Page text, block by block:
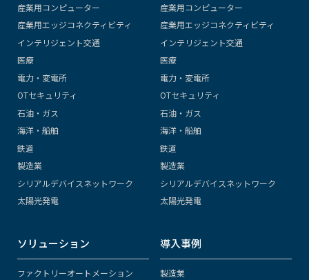
産業用コンピューター
産業用エッジコネクティビティ
インテリジェント交通
医療
電力・変電所
OTセキュリティ
石油・ガス
海洋・船舶
鉄道
製造業
シリアルデバイスネットワーク
太陽光発電
産業用コンピューター
産業用エッジコネクティビティ
インテリジェント交通
医療
電力・変電所
OTセキュリティ
石油・ガス
海洋・船舶
鉄道
製造業
シリアルデバイスネットワーク
太陽光発電
ソリューション
ファクトリーオートメーション
導入事例
製造業